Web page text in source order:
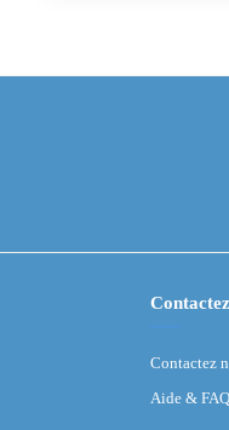
Contactez
Aide & FAQ